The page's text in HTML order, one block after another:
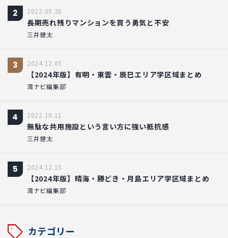
2 2022.09.20
長期売れ残りマンションを買う勇気と不安
三井健太
3 2024.12.05
【2024年版】有明・東雲・辰巳エリア学区域まとめ
湾ナビ編集部
4 2022.10.11
無駄な共用施設という言い方に強い抵抗感
三井健太
5 2024.12.15
【2024年版】晴海・勝どき・月島エリア学区域まとめ
湾ナビ編集部
カテゴリー